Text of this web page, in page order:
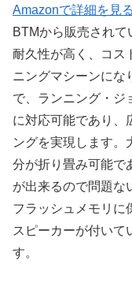
Amazonで詳細を見る
BTMから販売され
耐久性が高く、コス
ニングマシーンにな
で、ランニング・ジ
に対応可能であり、
ングを実現します。
分が折り畳み可能で
が出来るので問題な
フラッシュメモリに
スピーカーが付いて
す。